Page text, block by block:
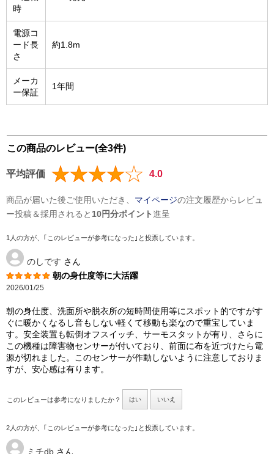
時
電源コ
ード長
さ
約1.8m
メーカ
ー保証
1年間
この商品のレビュー(全3件)
平均評価 4.0
商品が届いた後ご使用いただき、 マイページの注文履歴からレビュ
ー投稿＆採用されると 10円分ポイント進呈
1人の方が、｢このレビューが参考になった｣と投票しています。
のしです さん
朝の身仕度等に大活躍
2026/01/25
朝の身仕度、洗面所や脱衣所の短時間使用等にスポット的ですがす
ぐに暖かくなるし音もしない軽くて移動も楽なので重宝していま
す。安全装置も転倒オフスイッチ、サーモスタットが有り、さらに
この機種は障害物センサーが付いており、前面に布を近づけたら電
源が切れました。このセンサーが作動しないように注意しておりま
すが、安心感は有ります。
このレビューは参考になりましたか？ はい いいえ
2人の方が、｢このレビューが参考になった｣と投票しています。
ミチdb さん